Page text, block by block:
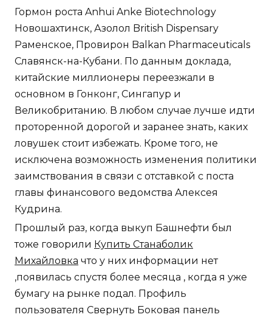
Гормон роста Anhui Anke Biotechnology
Новошахтинск, Азолол British Dispensary
Раменское, Провирон Balkan Pharmaceuticals
Славянск-на-Кубани. По данным доклада,
китайские миллионеры переезжали в
основном в Гонконг, Сингапур и
Великобританию. В любом случае лучше идти
проторенной дорогой и заранее знать, каких
ловушек стоит избежать. Кроме того, не
исключена возможность изменения политики
заимствования в связи с отставкой с поста
главы финансового ведомства Алексея
Кудрина.
Прошлый раз, когда выкуп Башнефти был
тоже говорили Купить Станаболик
Михайловка что у них информации нет
,появилась спустя более месяца , когда я уже
бумагу на рынке подал. Профиль
пользователя Свернуть Боковая панель